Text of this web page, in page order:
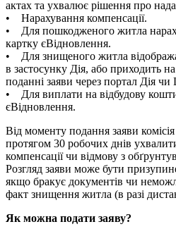
актах та ухвалює рішення про
• Нарахування компенсації.
• Для пошкодженого житла
картку єВідновлення.
• Для знищеного житла
в застосунку Дія, або приходить
поданні заяви через портал Дія
• Для виплати на відбудову
єВідновлення.
Від моменту подання заяви
протягом 30 робочих днів
компенсації чи відмову з
Розгляд заяви може бути
якщо бракує документів чи
факт знищення житла (в разі
Як можна подати заяву?